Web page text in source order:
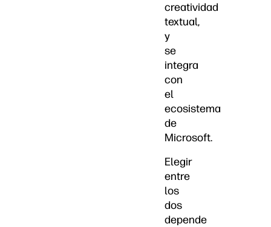
creatividad
textual,
y
se
integra
con
el
ecosistema
de
Microsoft.
Elegir
entre
los
dos
depende